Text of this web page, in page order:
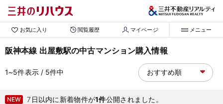
お気に入り 閲覧履歴 マイページ メニュー
阪神本線 出屋敷駅の中古マンション購入情報
1~5件表示/ 5件中
NEW 7日以内に新着物件が1件公開されました。